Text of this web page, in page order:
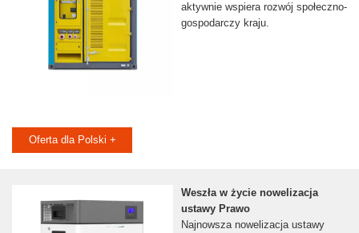
aktywnie wspiera rozwój społeczno-
gospodarczy kraju.
Oferta dla Polski +
Weszła w życie nowelizacja
ustawy Prawo
Najnowsza nowelizacja ustawy